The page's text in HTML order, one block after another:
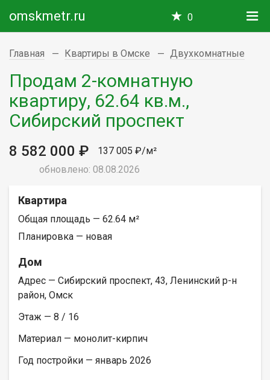
omskmetr.ru 0
Главная Квартиры в Омске Двухкомнатные
Продам 2-комнатную
квартиру, 62.64 кв.м.,
Сибирский проспект
8 582 000 ₽
137 005 ₽/м²
обновлено: 08.08.2026
Квартира
Общая площадь — 62.64 м²
Планировка — новая
Дом
Адрес — Сибирский проспект, 43, Ленинский р-н
район, Омск
Этаж — 8 / 16
Материал — монолит-кирпич
Год постройки — январь 2026